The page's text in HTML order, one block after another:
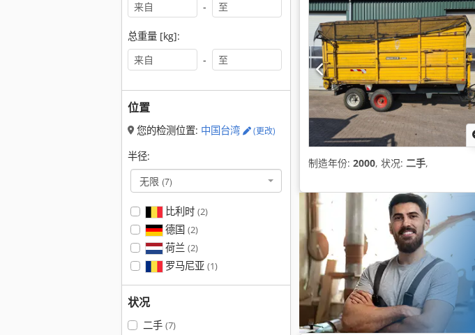
-
总重量 [kg]:
-
位置
您的检测位置: 中国台湾 (更改)
半径:
无限 (7)
比利时 (2)
德国 (2)
荷兰 (2)
罗马尼亚 (1)
状况
二手 (7)
制造年份: 2000, 状况: 二手,